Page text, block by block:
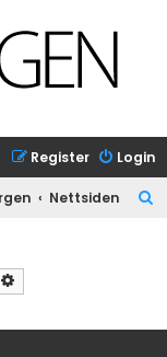
Login
Register
Nettsiden